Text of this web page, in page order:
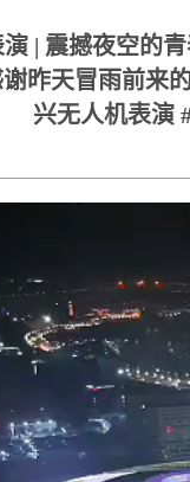
| 震撼夜空的
昨天冒雨前来
兴无人机表演